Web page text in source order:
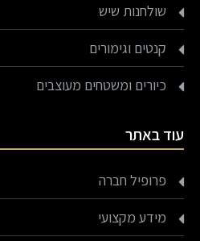
שולחנות שיש
קנטים וגימורים
כיורים ומשטחים מעוצבים
עוד באתר
פרופיל חברה
מידע מקצועי